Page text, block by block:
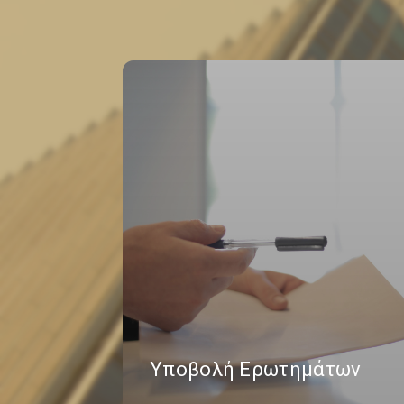
Υποβολή Ερωτημάτων